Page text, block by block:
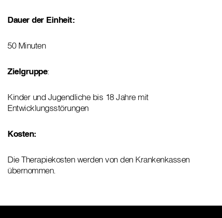
Dauer der Einheit:
50 Minuten
Zielgruppe:
Kinder und Jugendliche bis 18 Jahre mit
Entwicklungsstörungen
Kosten:
Die Therapiekosten werden von den Krankenkassen
übernommen.